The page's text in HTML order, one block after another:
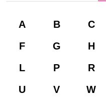
A B C
F
G H
L
P R
U
V W